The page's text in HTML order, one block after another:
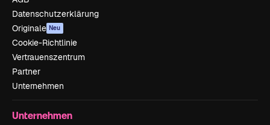
Datenschutzerklärung
Originale Neu
Cookie-Richtlinie
Vertrauenszentrum
Partner
Unternehmen
Unternehmen